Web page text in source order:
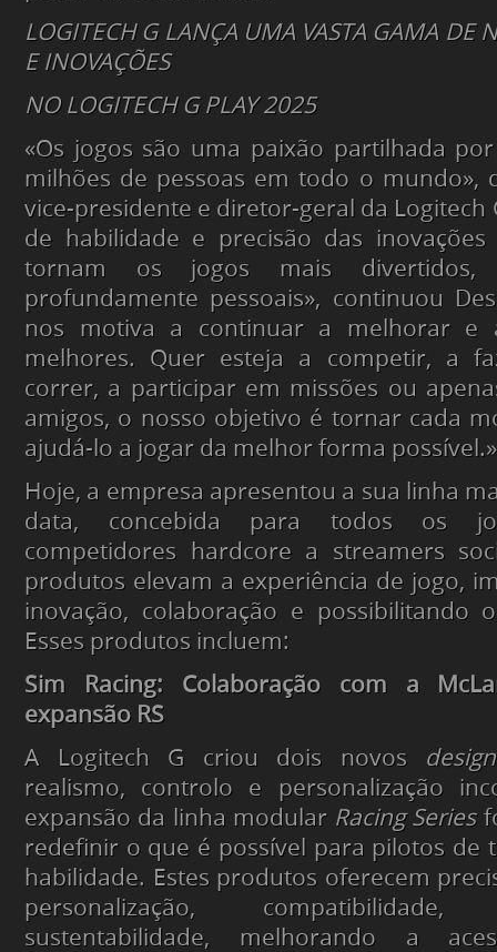
LOGITECH G LANÇA UMA VASTA GAMA DE
E INOVAÇÕES
NO LOGITECH G PLAY 2025
«Os jogos são uma paixão partilhada
milhões de pessoas em todo o mundo»,
vice-presidente e diretor-geral da Logitech
de habilidade e precisão das inovações
tornam os jogos mais divertidos,
profundamente pessoais», continuou
nos motiva a continuar a melhorar e
melhores. Quer esteja a competir, a
correr, a participar em missões ou
amigos, o nosso objetivo é tornar cada
ajudá-lo a jogar da melhor forma possível.»
Hoje, a empresa apresentou a sua linha
data, concebida para todos os
competidores hardcore a streamers
produtos elevam a experiência de jogo,
inovação, colaboração e possibilitando
Esses produtos incluem:
Sim Racing: Colaboração com a
expansão RS
A Logitech G criou dois novos
realismo, controlo e personalização
expansão da linha modular Racing Series
redefinir o que é possível para pilotos de
habilidade. Estes produtos oferecem
personalização,
sustentabilidade, melhorando a